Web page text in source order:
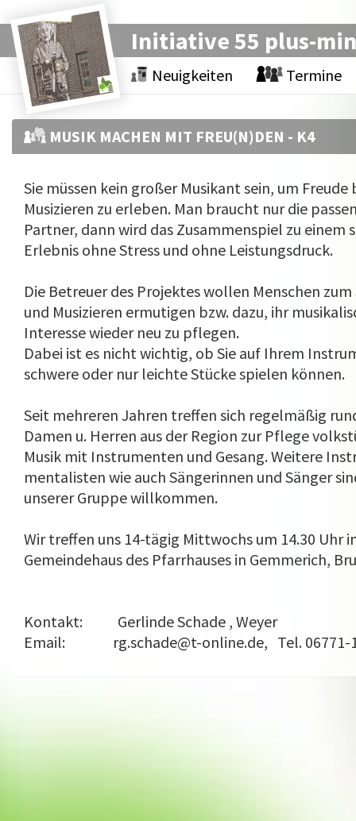
Initiative 55 plus-
Neuigkeiten Termine
MUSIK MACHEN MIT FREU(N)DEN - K4
Sie müssen kein großer Musikant sein, um Freude
Musizieren zu erleben. Man braucht nur die
Partner, dann wird das Zusammenspiel zu einem
Erlebnis ohne Stress und ohne Leistungsdruck.
Die Betreuer des Projektes wollen Menschen zum
und Musizieren ermutigen bzw. dazu, ihr
Interesse wieder neu zu pflegen.
Dabei ist es nicht wichtig, ob Sie auf Ihrem
schwere oder nur leichte Stücke spielen können.
Seit mehreren Jahren treffen sich regelmäßig
Damen u. Herren aus der Region zur Pflege
Musik mit Instrumenten und Gesang. Weitere
mentalisten wie auch Sängerinnen und Sänger
unserer Gruppe willkommen.
Wir treffen uns 14-tägig Mittwochs um 14.30 Uhr
Gemeindehaus des Pfarrhauses in Gemmerich,
Kontakt: Gerlinde Schade , Weyer
Email: rg.schade@t-online.de, Tel. 06771-